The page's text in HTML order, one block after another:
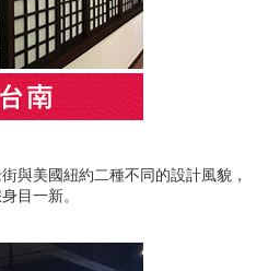
與美國紐約二種不同的設計風貌，
目一新。